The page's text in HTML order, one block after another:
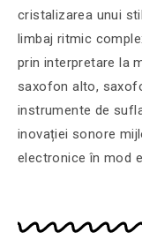
cristalizarea unui
limbaj ritmic
prin interpretare la
saxofon alto,
instrumente de
inovației sonore
electronice în mod